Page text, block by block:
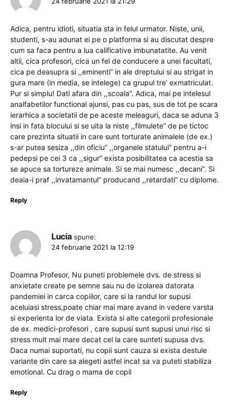
Adica, pentru idioti, situatia sta in felul urmator. Niste, unii,
studenti, s-au adunat ei pe o platforma si au discutat despre
cum sa faca pentru a lua calificative imbunatatite. Au venit
altii, cica profesori, cica un fel de conducere a unei facultati,
cica pe deasupra si ,,eminenti” in ale dreptului si au strigat in
gura mare (in media, se intelege) ca grupul tre’ exmatriculat.
Pur si simplu! Dati afara din ,,scoala”. Adica, mai pe intelesul
analfabetilor functional ajunsi, pas cu pas, sus de tot pe scara
ierarhica a societatii de pe aceste meleaguri, daca se aduna 3
insi in fata blocului si se uita la niste ,,filmulete” de pe tictoc
care prezinta situatii in care sunt torturate animalele (de ex.)
s-ar putea sesiza ,,din oficiu” ,,organele statului” pentru a-i
pedepsi pe cei 3 ca ,,sigur” exista posibilitatea ca acestia sa
se apuce sa tortureze animale. Si se mai numesc ,,decani”. Si
deaia-i praf ,,invatamantul” producand ,,retardati” cu diplome.
Reply
Lucia spune:
24 februarie 2021 la 12:19
Doamna Profesor, Nu puneti problemele dvs. de stress si
anxietate create pe semne sau nu de izolarea datorata
pandemiei in carca copiilor, care si la randul lor supusi
aceluiasi stress,poate chiar mai mare avand in vedere varsta
si experienta lor de viata. Exista si alte categorii profesionale
de ex. medici-profesori , care supusi sunt supusi unui risc si
stress mult mai mare decat cel la care sunteti supusa dvs.
Daca numai suportati, nu copii sunt cauza si exista destule
variante din care sa alegeti astfel incat sa va puteti stabiliza
emotional. Cu drag o mama de copil
Reply